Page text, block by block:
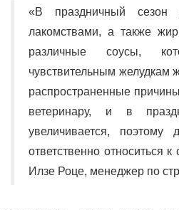
«В праздничный
лакомствами, а также
различные соусы,
чувствительным желудкам
распространенные
ветеринару, и в
увеличивается,
ответственно относиться
Илзе Роце, менеджер по